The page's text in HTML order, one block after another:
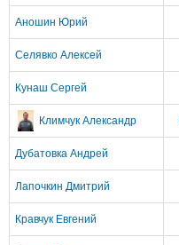
Аношин Юрий
Селявко Алексей
Кунаш Сергей
Климчук Александр
Дубатовка Андрей
Лапочкин Дмитрий
Кравчук Евгений